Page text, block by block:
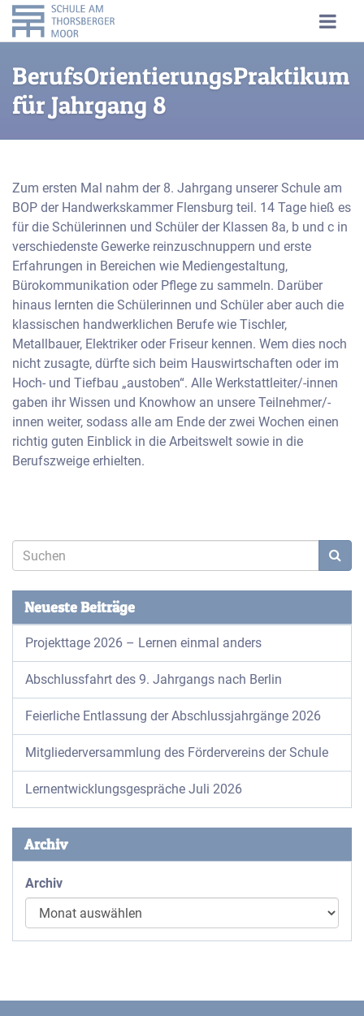
BerufsOrientierungsPraktikum
für Jahrgang 8
Zum ersten Mal nahm der 8. Jahrgang unserer Schule am
BOP der Handwerkskammer Flensburg teil. 14 Tage hieß es
für die Schülerinnen und Schüler der Klassen 8a, b und c in
verschiedenste Gewerke reinzuschnuppern und erste
Erfahrungen in Bereichen wie Mediengestaltung,
Bürokommunikation oder Pflege zu sammeln. Darüber
hinaus lernten die Schülerinnen und Schüler aber auch die
klassischen handwerklichen Berufe wie Tischler,
Metallbauer, Elektriker oder Friseur kennen. Wem dies noch
nicht zusagte, dürfte sich beim Hauswirtschaften oder im
Hoch- und Tiefbau „austoben“. Alle Werkstattleiter/-innen
gaben ihr Wissen und Knowhow an unsere Teilnehmer/-
innen weiter, sodass alle am Ende der zwei Wochen einen
richtig guten Einblick in die Arbeitswelt sowie in die
Berufszweige erhielten.
Neueste Beiträge
Projekttage 2026 – Lernen einmal anders
Abschlussfahrt des 9. Jahrgangs nach Berlin
Feierliche Entlassung der Abschlussjahrgänge 2026
Mitgliederversammlung des Fördervereins der Schule
Lernentwicklungsgespräche Juli 2026
Archiv
Archiv